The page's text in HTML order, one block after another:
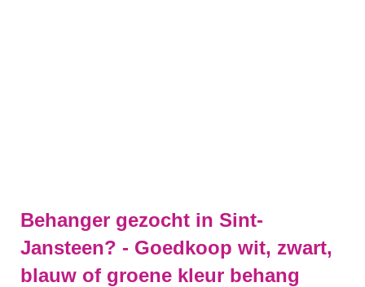
Behanger gezocht in Sint-
Jansteen? - Goedkoop wit, zwart,
blauw of groene kleur behang